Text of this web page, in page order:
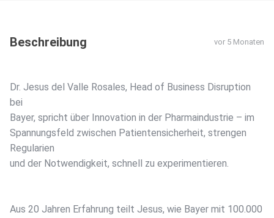
Beschreibung vor 5 Monaten
Dr. Jesus del Valle Rosales, Head of Business Disruption
bei
Bayer, spricht über Innovation in der Pharmaindustrie – im
Spannungsfeld zwischen Patientensicherheit, strengen
Regularien
und der Notwendigkeit, schnell zu experimentieren.
Aus 20 Jahren Erfahrung teilt Jesus, wie Bayer mit 100.000